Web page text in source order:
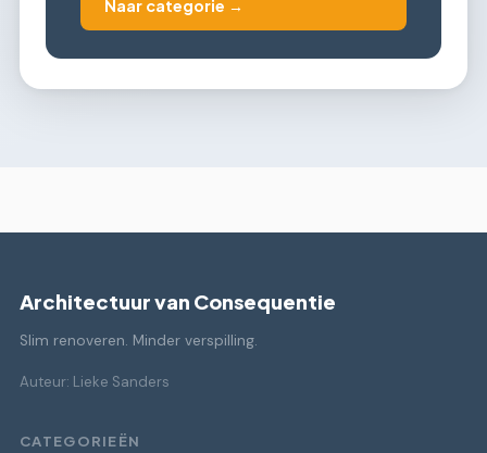
Naar categorie →
Architectuur van Consequentie
Slim renoveren. Minder verspilling.
Auteur: Lieke Sanders
CATEGORIEËN